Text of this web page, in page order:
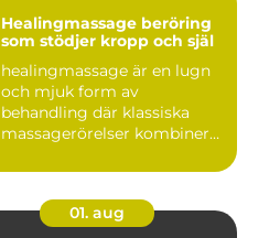
Healingmassage beröring
som stödjer kropp och själ
healingmassage är en lugn
och mjuk form av
behandling där klassiska
massagerörelser kombineras
01. aug